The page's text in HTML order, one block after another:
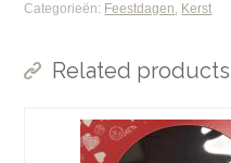
Categorieën: Feestdagen Kerst
Related products